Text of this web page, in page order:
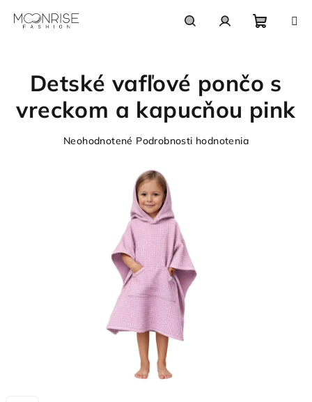
košík
Detské vafľové pončo s
vreckom a kapucňou pink
Priemerné
Neohodnotené Podrobnosti hodnotenia